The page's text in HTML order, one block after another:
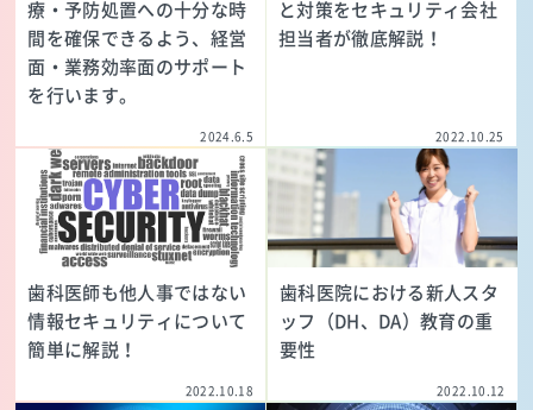
療・予防処置への十分な時
間を確保できるよう、経営
面・業務効率面のサポート
を行います。
2024.6.5
と対策をセキュリティ会社
担当者が徹底解説！
2022.10.25
歯科医師も他人事ではない
情報セキュリティについて
簡単に解説！
2022.10.18
歯科医院における新人スタ
ッフ（DH、DA）教育の重
要性
2022.10.12